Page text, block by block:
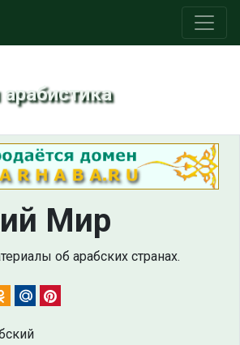
Мир
об арабских странах.